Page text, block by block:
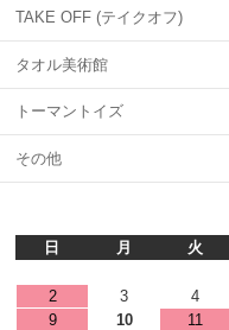
TAKE OFF (テイクオフ)
タオル美術館
トーマントイズ
その他
日
月 火
2
3 4
9
10 11